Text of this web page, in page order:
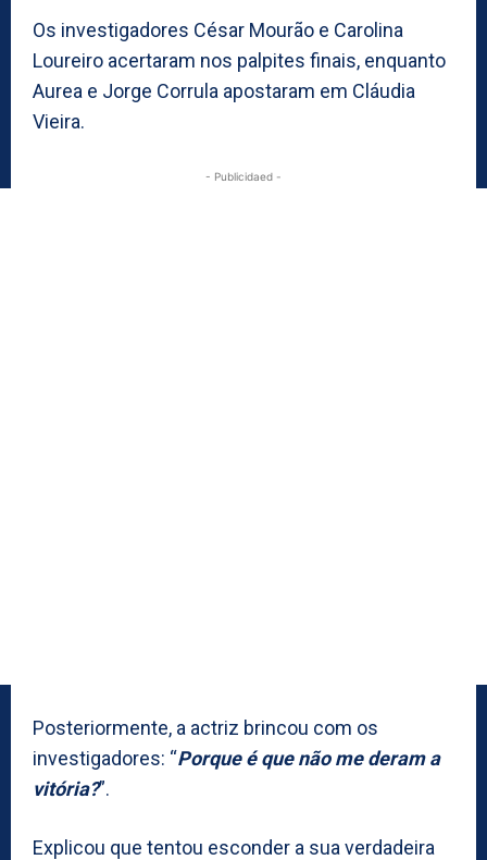
Os investigadores César Mourão e Carolina
Loureiro acertaram nos palpites finais, enquanto
Aurea e Jorge Corrula apostaram em Cláudia
Vieira.
- Publicidaed -
Posteriormente, a actriz brincou com os
investigadores: “Porque é que não me deram a
vitória?”.
Explicou que tentou esconder a sua verdadeira